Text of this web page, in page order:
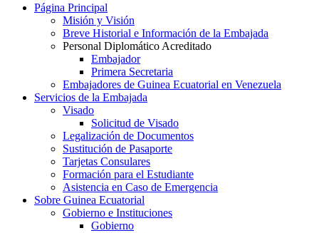
Página Principal
Misión y Visión
Breve Historial e Información de la Embajada
Personal Diplomático Acreditado
Embajador
Primera Secretaria
Embajadores de Guinea Ecuatorial en Venezuela
Servicios de la Embajada
Visado
Solicitud de Visado
Legalización de Documentos
Sustitución de Pasaporte
Tarjetas Consulares
Formación para el Estudiante
Asistencia en Caso de Emergencia
Sobre Guinea Ecuatorial
Gobierno e Instituciones
Gobierno